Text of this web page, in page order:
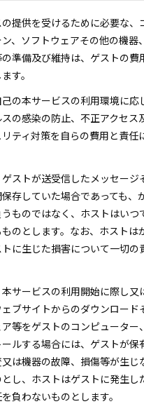
提供を受けるために必要な、
、ソフトウェアその他の機器
準備及び維持は、ゲストの費
す。
の本サービスの利用環境に応
の感染の防止、不正アクセス
ティ対策を自らの費用と責任
ストが送受信したメッセージ
存していた場合であっても、
ものではなく、ホストはいつ
のとします。なお、ホストは
に生じた損害について一切の
サービスの利用開始に際し又
ブサイトからのダウンロード
ア等をゲストのコンピューター
ルする場合には、ゲストが保
は機器の故障、損傷等が生じ
し、ホストはゲストに発生し
負わないものとします。